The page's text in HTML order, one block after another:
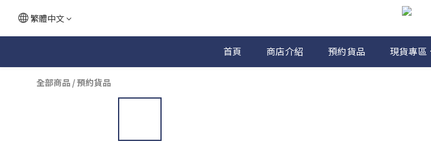
繁體中文
首頁 商店介紹 預約貨品 現貨專區
全部商品 /預約貨品